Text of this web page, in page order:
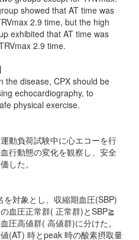
showed that AT time was
2.9 time, but the high
exhibited that AT time was
2.9 time.
the disease, CPX should be
echocardiography, to
physical exercise.
動負荷試験中に心エコーを行
行動態の変化を観察し、安全
した。
を対象とし、収縮期血圧(SBP)
血圧正常群( 正常群)とSBP≧
圧高値群( 高値群)に分けた。
(AT) 時とpeak 時の酸素摂取量